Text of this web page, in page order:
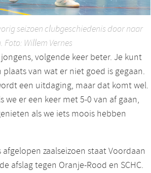
seizoen clubgeschiedenis door naar
Willem Vernes
volgende keer beter. Je kunt
van wat er niet goed is gegaan.
een uitdaging, maar dat komt wel.
we er een keer met 5-0 van af gaan,
als we iets moois hebben
zaalseizoen staat Voordaan
afslag tegen Oranje-Rood en SCHC.